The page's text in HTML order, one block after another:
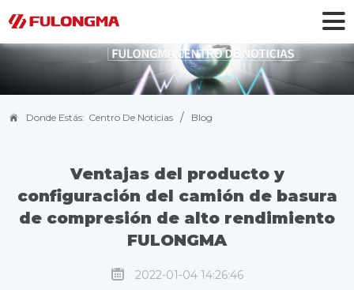
Donde Estás: Centro De Noticias / Blog
Ventajas del producto y
configuración del camión de basura
de compresión de alto rendimiento
FULONGMA
2022-01-04 14:26:46